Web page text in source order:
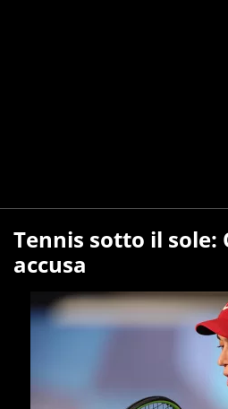
Tennis sotto il
accusa